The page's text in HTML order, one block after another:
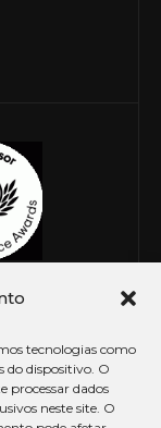
tecnologias como
do dispositivo. O
processar dados
neste site. O